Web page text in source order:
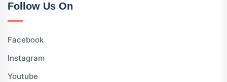
Follow Us On
Facebook
Instagram
Youtube